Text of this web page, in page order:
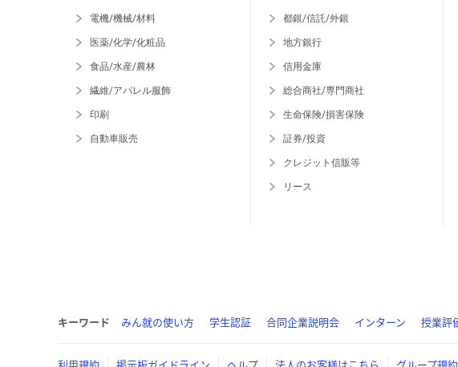
電機/機械/材料
医薬/化学/化粧品
食品/水産/農林
繊維/アパレル服飾
印刷
自動車販売
都銀/信託/外銀
地方銀行
信用金庫
総合商社/専門商社
生命保険/損害保険
証券/投資
クレジット信販等
リース
キーワード みん就の使い方 学生認証 合同企業説明会 インターン 授業評